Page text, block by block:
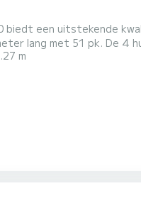
biedt een uitstekende
m